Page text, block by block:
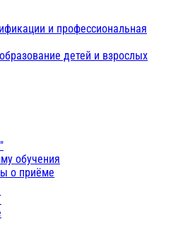
и профессиональная
детей и взрослых
обучения
о приёме